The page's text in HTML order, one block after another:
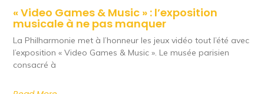
« Video Games & Music » : l’exposition
musicale à ne pas manquer
La Philharmonie met à l’honneur les jeux vidéo tout l’été avec
l’exposition « Video Games & Music ». Le musée parisien
consacré à